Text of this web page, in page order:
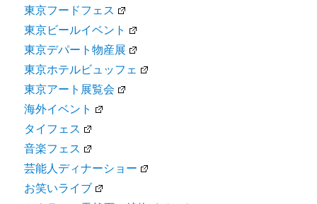
東京フードフェス
東京ビールイベント
東京デパート物産展
東京ホテルビュッフェ
東京アート展覧会
海外イベント
タイフェス
音楽フェス
芸能人ディナーショー
お笑いライブ